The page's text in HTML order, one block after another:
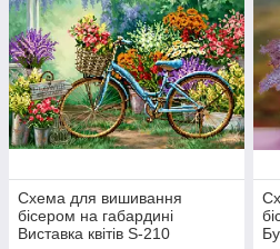
Схема для вишивання
бісером на габардині
Виставка квітів S-210